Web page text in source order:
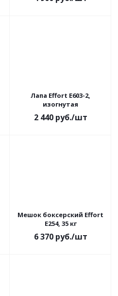
Лапа Effort E603-2,
изогнутая
2 440руб./шт
Мешок боксерский Effort
E254, 35 кг
6 370руб./шт